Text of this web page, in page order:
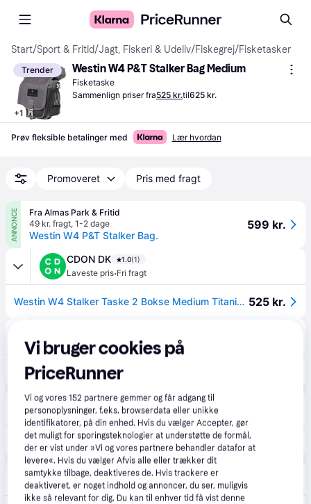
Start/Sport & Fritid/Jagt, Fiskeri & Udeliv/Fiskegrej/Fisketasker
Trender
+1
Westin W4 P&T Stalker Bag Medium
Fisketaske
Sammenlign priser fra525 kr.til625 kr.
Prøv fleksible betalinger med Lær hvordan
Promoveret Pris med fragt
ANNONCE
Fra Almas Park & Fritid
49 kr. fragt, 1-2 dage
Westin W4 P&T Stalker Bag.
599 kr.
CDON DK 1.0(1)
Laveste pris·Fri fragt
Westin W4 Stalker Taske 2 Bokse Medium Titanium Sort 525 kr.
49 kr. fragt ,1-2 dage
Westin W4 P&T Stalker Bag.
Lystfisk.dk
49 kr. fragt
Westin W4 P&T Stalker Bag 599 kr.
Outdoor i Centrum
Fri fragt,1-3 dage
Vi bruger cookies på
PriceRunner
Vi og vores152 partnere gemmer og får adgang til
personoplysninger, f.eks. browserdata eller unikke
identifikatorer, på din enhed. Hvis du vælger Accepter, gør
det muligt for sporingsteknologier at understøtte de formål,
der er vist under »Vi og vores partnere behandler datafor at
levere«. Hvis du vælger Afvis alle eller trækker dit
samtykke tilbage, deaktiveres de. Hvis trackere er
deaktiveret, er noget indhold og annoncer, du ser, muligvis
ikke så relevant for dig. Du kan til enhver tid få vist denne